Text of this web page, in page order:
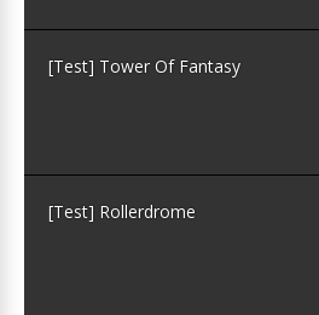
[Test] Tower Of Fantasy
[Test] Rollerdrome